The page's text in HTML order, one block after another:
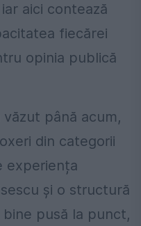
aici contează
fiecărei
opinia publică
văzut până acum,
din categorii
experiența
și o structură
pusă la punct,